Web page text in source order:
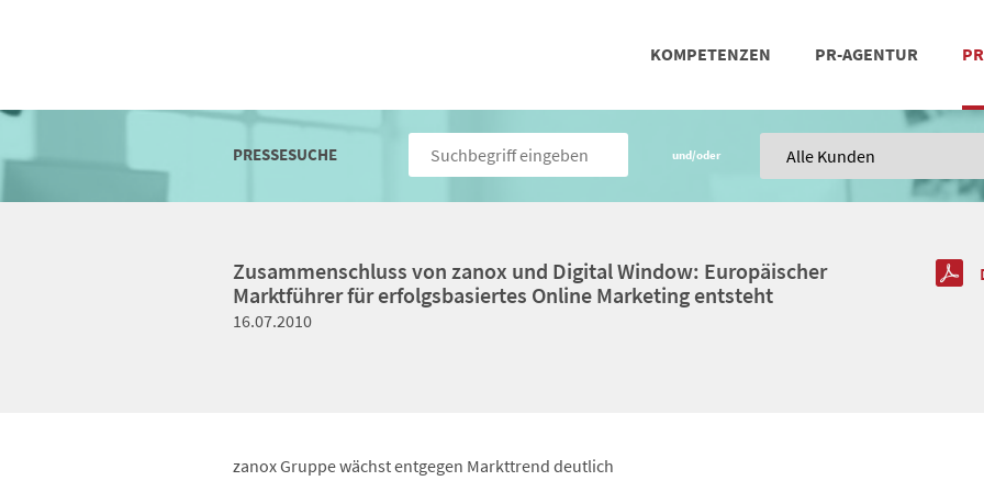
KOMPETENZEN PR-AGENTUR
PRESSESUCHE und/oder
Zusammenschluss von zanox und Digital Window: Europäischer
Marktführer für erfolgsbasiertes Online Marketing entsteht
16.07.2010
zanox Gruppe wächst entgegen Markttrend deutlich